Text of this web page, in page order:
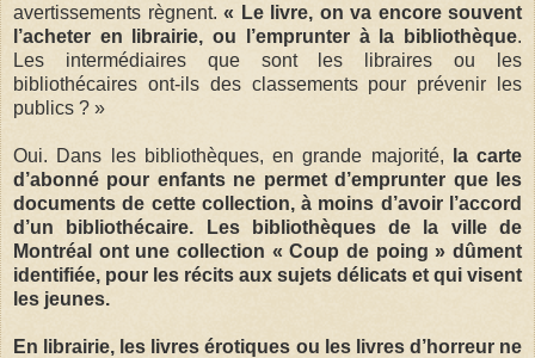
avertissements règnent. « Le livre, on va encore souvent
l’acheter en librairie, ou l’emprunter à la bibliothèque.
Les intermédiaires que sont les libraires ou les
bibliothécaires ont-ils des classements pour prévenir les
publics ? »
Oui. Dans les bibliothèques, en grande majorité, la carte
d’abonné pour enfants ne permet d’emprunter que les
documents de cette collection, à moins d’avoir l’accord
d’un bibliothécaire. Les bibliothèques de la ville de
Montréal ont une collection « Coup de poing » dûment
identifiée, pour les récits aux sujets délicats et qui visent
les jeunes.
En librairie, les livres érotiques ou les livres d’horreur ne